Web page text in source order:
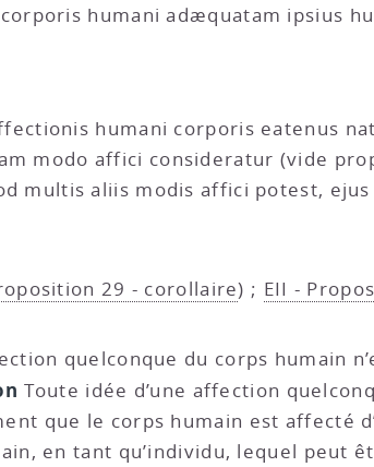
humani adæquatam ipsius
humani corporis eatenus
modo affici consideratur (vide
multis aliis modis affici potest,
29 - corollaire) ; EII -
quelconque du corps humain
Toute idée d’une affection
que le corps humain est affecté
en tant qu’individu, lequel peut